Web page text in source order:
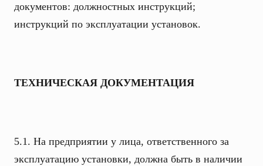
документов: должностных инструкций;
инструкций по эксплуатации установок.
ТЕХНИЧЕСКАЯ ДОКУМЕНТАЦИЯ
5.1. На предприятии у лица, ответственного за
эксплуатацию установки, должна быть в наличии